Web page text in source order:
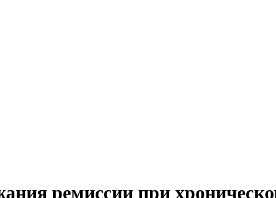
ремиссии при